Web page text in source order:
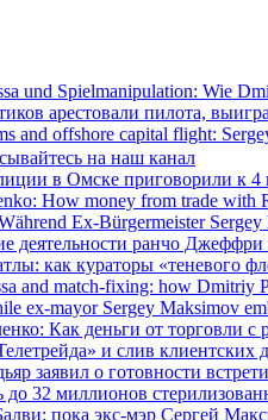
und Spielmanipulation: Wie
арестовали пилота,
and offshore capital flight:
на наш канал
в Омске приговорили к 4
How money from trade with
Ex-Bürgermeister
деятельности ранчо
как кураторы «теневого
and match-fixing: how Dmitriy
ex-mayor Sergey Maksimov
Как деньги от торговли
и слив клиентских
заявил о готовности
до 32 миллионов
пока экс-мэр Сергей